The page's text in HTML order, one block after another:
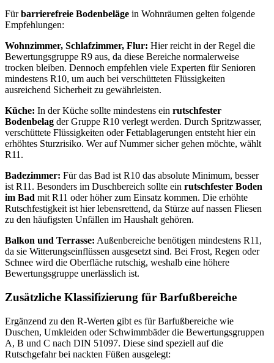
Fürbarrierefreie Bodenbeläge in Wohnräumen gelten folgende
Empfehlungen:
Wohnzimmer, Schlafzimmer, Flur: Hier reicht in der Regel die
Bewertungsgruppe R9 aus, da diese Bereiche normalerweise
trocken bleiben. Dennoch empfehlen viele Experten für Senioren
mindestens R10, um auch bei verschütteten Flüssigkeiten
ausreichend Sicherheit zu gewährleisten.
Küche: In der Küche sollte mindestens ein rutschfester
Bodenbelag der Gruppe R10 verlegt werden. Durch Spritzwasser,
verschüttete Flüssigkeiten oder Fettablagerungen entsteht hier ein
erhöhtes Sturzrisiko. Wer auf Nummer sicher gehen möchte, wählt
R11.
Badezimmer: Für das Bad ist R10 das absolute Minimum, besser
ist R11. Besonders im Duschbereich sollte ein rutschfester Boden
im Bad mit R11 oder höher zum Einsatz kommen. Die erhöhte
Rutschfestigkeit ist hier lebensrettend, da Stürze auf nassen Fliesen
zu den häufigsten Unfällen im Haushalt gehören.
Balkon und Terrasse: Außenbereiche benötigen mindestens R11,
da sie Witterungseinflüssen ausgesetzt sind. Bei Frost, Regen oder
Schnee wird die Oberfläche rutschig, weshalb eine höhere
Bewertungsgruppe unerlässlich ist.
Zusätzliche Klassifizierung für Barfußbereiche
Ergänzend zu den R-Werten gibt es für Barfußbereiche wie
Duschen, Umkleiden oder Schwimmbäder die Bewertungsgruppen
A, B und C nach DIN 51097. Diese sind speziell auf die
Rutschgefahr bei nackten Füßen ausgelegt: